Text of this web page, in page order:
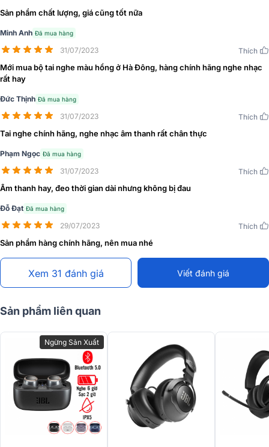
Oval Tubes” cho khả năng bám tai vững chắc cùng độ vừa vặn
hoàn hảo, giúp bạn thoải mái đeo tai nghe suốt cả ngày dài mà
không lo bị đau, mỏi tai. Kiểu dáng tai nghe dạng cuống thanh cùng
eartips hình oval cũng được nhà sản xuất tối ưu cho chất âm trọn
vẹn nhất để ngay cả những tín đồ âm nhạc khó tính cũng phải công
nhận.
Tai nghe chống ồn JBLnày sở hữu 4 phiên bản màu siêu cá tính,
Sản phẩm chất lượng, giá cũng tốt nữa
Minh Anh Đã mua hàng
31/07/2023 Thích
Mới mua bộ tai nghe màu hồng ở Hà Đông, hàng chính hãng nghe nhạc
rất hay
Đức Thịnh Đã mua hàng
31/07/2023 Thích
Tai nghe chính hãng, nghe nhạc âm thanh rất chân thực
Phạm Ngọc Đã mua hàng
31/07/2023 Thích
Âm thanh hay, đeo thời gian dài nhưng không bị đau
Đỗ Đạt Đã mua hàng
29/07/2023 Thích
Sản phẩm hàng chính hãng, nên mua nhé
Xem 31 đánh giá Viết đánh giá
Sản phẩm liên quan
Ngừng Sản Xuất